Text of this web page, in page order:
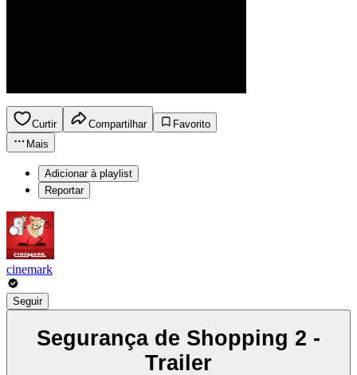
Curtir Compartilhar
Favorito
Mais
Adicionar à playlist
Reportar
cinemark
Seguir
Segurança de Shopping 2 -
Trailer